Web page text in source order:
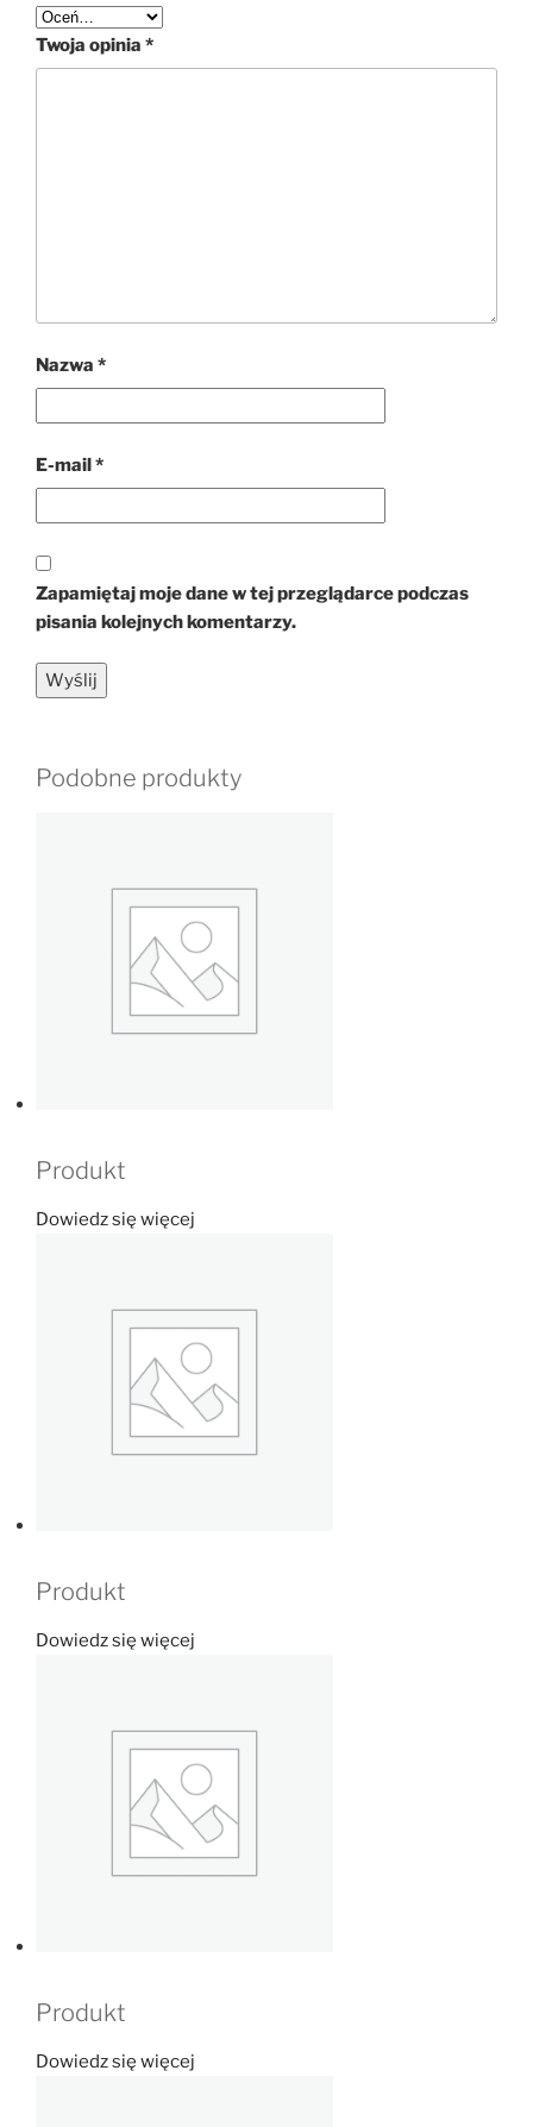
Twoja opinia *
Nazwa *
E-mail*
Zapamiętaj moje dane w tej przeglądarce podczas
pisania kolejnych komentarzy.
Podobne produkty
Produkt
Dowiedz się więcej
Produkt
Dowiedz się więcej
Produkt
Dowiedz się więcej